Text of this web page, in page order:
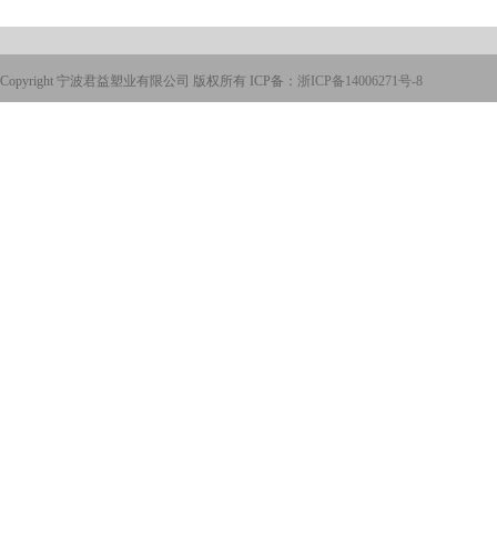
Copyright 宁波君益塑业有限公司 版权所有 ICP备： 浙ICP备14006271号-8